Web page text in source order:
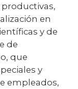
en
y de
de
que
y
empleados,